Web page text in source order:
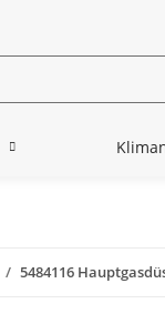
5484116